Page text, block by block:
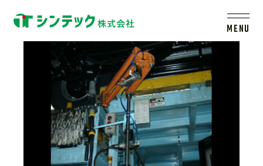
MENU
トップ
シンテックについて
製品一覧
shime03